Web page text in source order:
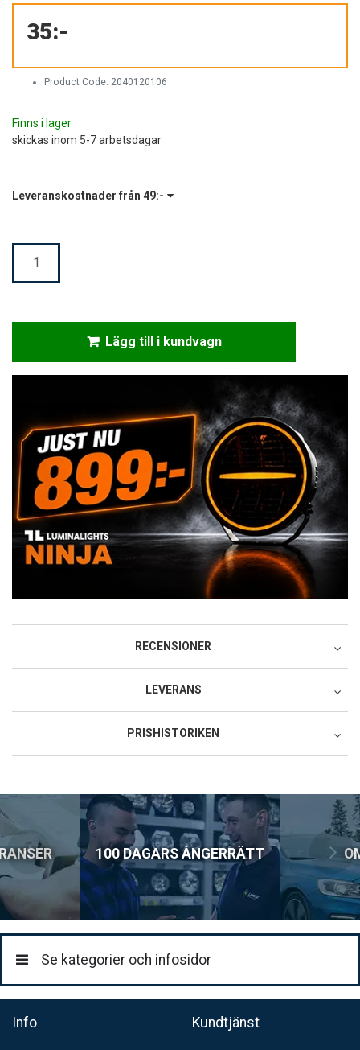
35:-
Product Code: 2040120106
Finns i lager
skickas inom 5-7 arbetsdagar
Leveranskostnader från 49:-
Mängd
Lägg till i kundvagn
RECENSIONER
LEVERANS
Postnord MyPack Collect
Postnord Parcel (till företag)
129:-
PRISHISTORIKEN
100 DAGARS ÅNGERRÄTT
Se kategorier och infosidor
Info Kundtjänst